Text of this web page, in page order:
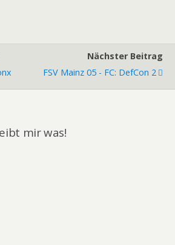
Nächster Beitrag
FSV Mainz 05 - FC: DefCon 2
mir was!